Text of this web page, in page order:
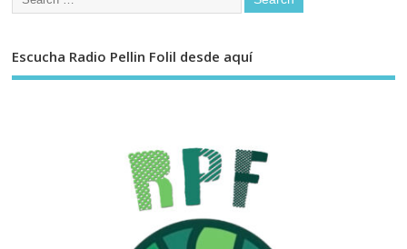
Escucha Radio Pellin Folil desde aquí